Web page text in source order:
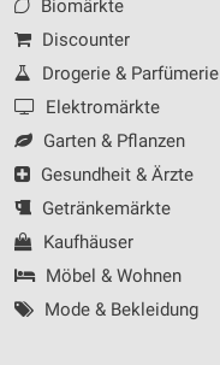
Biomärkte
Discounter
Drogerie & Parfümerie
Elektromärkte
Garten & Pflanzen
Gesundheit & Ärzte
Getränkemärkte
Kaufhäuser
Möbel & Wohnen
Mode & Bekleidung